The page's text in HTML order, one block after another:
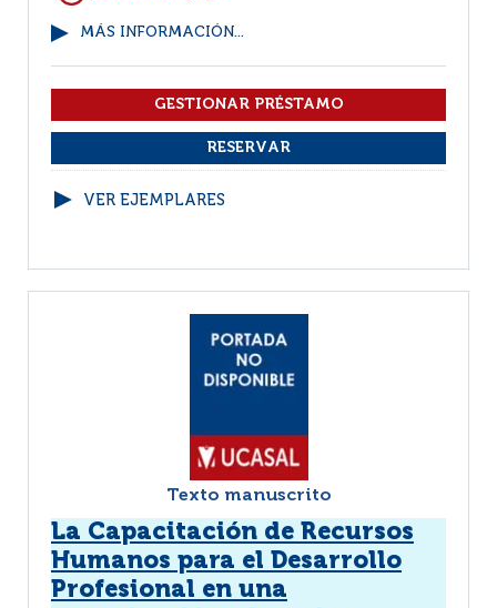
MÁS INFORMACIÓN...
VER EJEMPLARES
Texto manuscrito
La Capacitación de Recursos
Humanos para el Desarrollo
Profesional en una